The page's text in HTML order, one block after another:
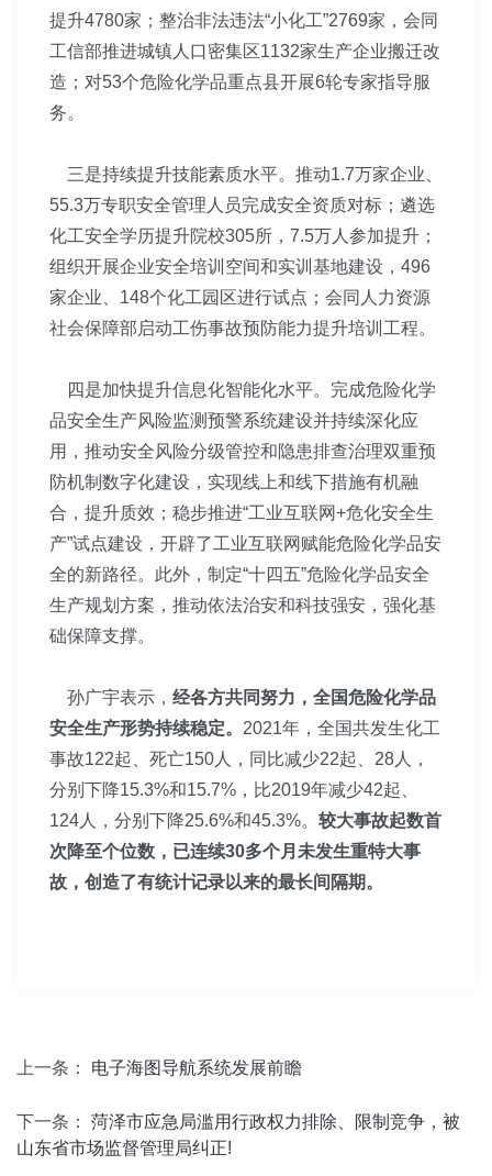
提升4780家；整治非法违法“小化工”2769家，会同
工信部推进城镇人口密集区1132家生产企业搬迁改
造；对53个危险化学品重点县开展6轮专家指导服
务。
三是持续提升技能素质水平。推动1.7万家企业、
55.3万专职安全管理人员完成安全资质对标；遴选
化工安全学历提升院校305所，7.5万人参加提升；
组织开展企业安全培训空间和实训基地建设，496
家企业、148个化工园区进行试点；会同人力资源
社会保障部启动工伤事故预防能力提升培训工程。
四是加快提升信息化智能化水平。完成危险化学
品安全生产风险监测预警系统建设并持续深化应
用，推动安全风险分级管控和隐患排查治理双重预
防机制数字化建设，实现线上和线下措施有机融
合，提升质效；稳步推进“工业互联网+危化安全生
产”试点建设，开辟了工业互联网赋能危险化学品安
全的新路径。此外，制定“十四五”危险化学品安全
生产规划方案，推动依法治安和科技强安，强化基
础保障支撑。
孙广宇表示， 经各方共同努力，全国危险化学品
安全生产形势持续稳定。 2021年，全国共发生化工
事故122起、死亡150人，同比减少22起、28人，
分别下降15.3%和15.7%，比2019年减少42起、
124人，分别下降25.6%和45.3%。 较大事故起数首
次降至个位数 ，已连续30多个月未发生重特大事
故，创造了有统计记录以来的最长间隔期。
上一条： 电子海图导航系统发展前瞻
下一条： 菏泽市应急局滥用行政权力排除、限制竞争，被
山东省市场监督管理局纠正!